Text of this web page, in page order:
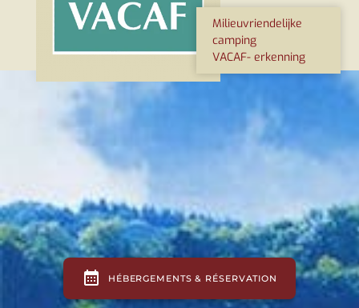
Milieuvriendelijke
camping
VACAF- erkenning